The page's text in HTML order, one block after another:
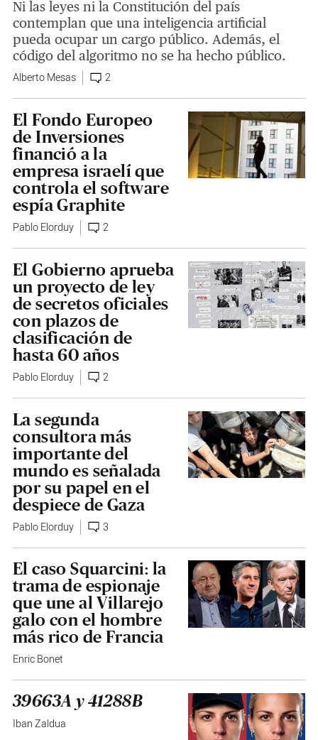
Ni las leyes ni la Constitución del país
contemplan que una inteligencia artificial
pueda ocupar un cargo público. Además, el
código del algoritmo no se ha hecho público.
Alberto Mesas 2
El Fondo Europeo
de Inversiones
financió a la
empresa israelí que
controla el software
espía Graphite
Pablo Elorduy 2
El Gobierno aprueba
un proyecto de ley
de secretos oficiales
con plazos de
clasificación de
hasta 60 años
Pablo Elorduy 2
La segunda
consultora más
importante del
mundo es señalada
por su papel en el
despiece de Gaza
Pablo Elorduy 3
El caso Squarcini: la
trama de espionaje
que une al Villarejo
galo con el hombre
más rico de Francia
Enric Bonet
39663A y 41288B
Iban Zaldua